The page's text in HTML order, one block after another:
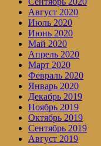
Август 2020
Июль 2020
Июнь 2020
Май 2020
Апрель 2020
Март 2020
Февраль 2020
Январь 2020
Декабрь 2019
Ноябрь 2019
Октябрь 2019
Сентябрь 2019
Август 2019